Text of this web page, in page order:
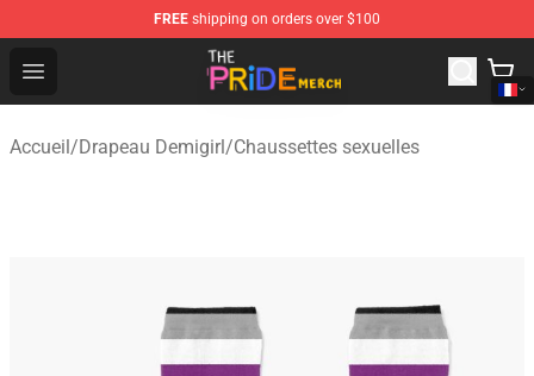
FREE shipping on orders over $100
Open menu
The Pride Shop - Official The Pride Merchandise Store
Accueil/Drapeau Demigirl/Chaussettes sexuelles